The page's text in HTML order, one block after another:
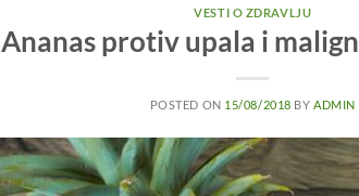
VESTI O ZDRAVLJU
Ananas protiv upala i
POSTED ON 15/08/2018 BYADMIN